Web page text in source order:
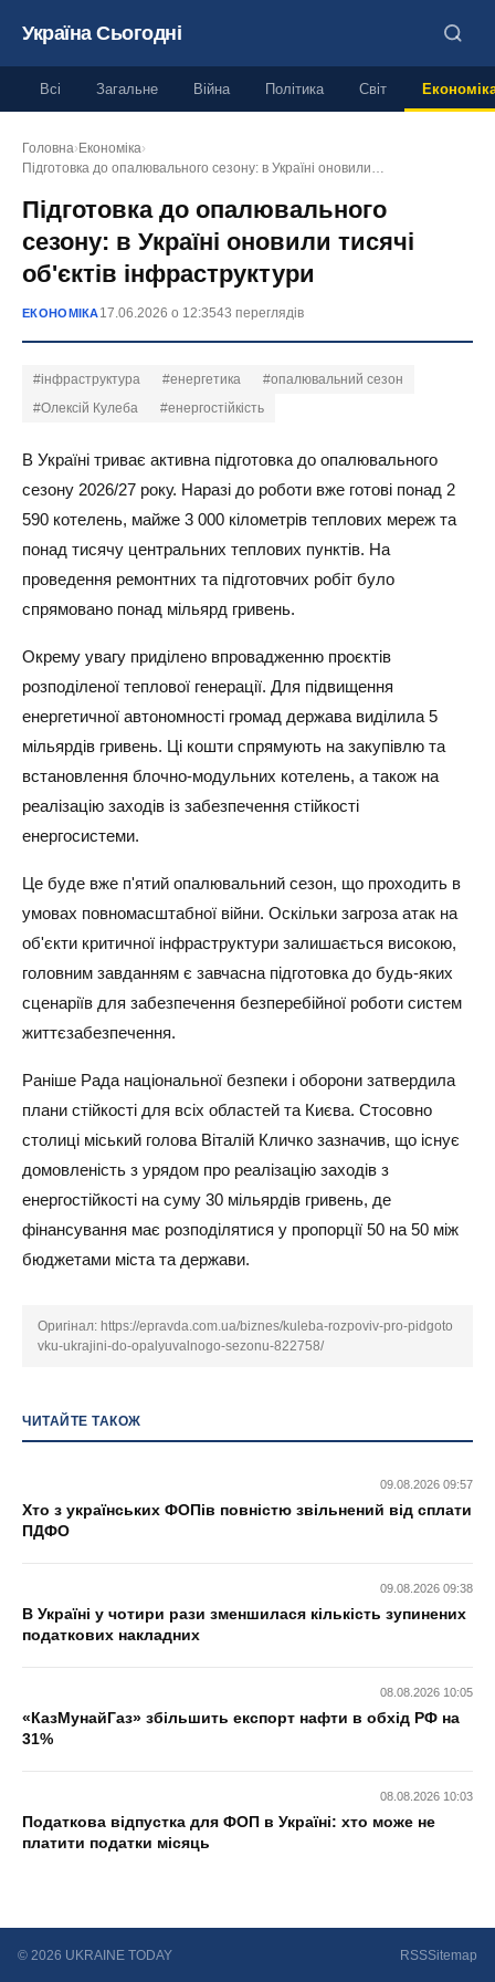
Україна Сьогодні
Всі Загальне Війна Політика Світ
Головна› Економіка›
Підготовка до опалювального сезону: в Україні оновили…
Підготовка до опалювального
сезону: в Україні оновили тисячі
об'єктів інфраструктури
ЕКОНОМІКА17.06.2026 о 12:3543 переглядів
#інфраструктура #енергетика
#опалювальний сезон
#Олексій Кулеба
#енергостійкість
В Україні триває активна підготовка до опалювального
сезону 2026/27 року. Наразі до роботи вже готові понад 2
590 котелень, майже 3 000 кілометрів теплових мереж та
понад тисячу центральних теплових пунктів. На
проведення ремонтних та підготовчих робіт було
спрямовано понад мільярд гривень.
Окрему увагу приділено впровадженню проєктів
розподіленої теплової генерації. Для підвищення
енергетичної автономності громад держава виділила 5
мільярдів гривень. Ці кошти спрямують на закупівлю та
встановлення блочно-модульних котелень, а також на
реалізацію заходів із забезпечення стійкості
енергосистеми.
Це буде вже п'ятий опалювальний сезон, що проходить в
умовах повномасштабної війни. Оскільки загроза атак на
об'єкти критичної інфраструктури залишається високою,
головним завданням є завчасна підготовка до будь-яких
сценаріїв для забезпечення безперебійної роботи систем
життєзабезпечення.
Раніше Рада національної безпеки і оборони затвердила
плани стійкості для всіх областей та Києва. Стосовно
столиці міський голова Віталій Кличко зазначив, що існує
домовленість з урядом про реалізацію заходів з
енергостійкості на суму 30 мільярдів гривень, де
фінансування має розподілятися у пропорції 50 на 50 між
бюджетами міста та держави.
Оригінал: https://epravda.com.ua/biznes/kuleba-rozpoviv-pro-pidgoto
vku-ukrajini-do-opalyuvalnogo-sezonu-822758/
ЧИТАЙТЕ ТАКОЖ
09.08.2026 09:57
Хто з українських ФОПів повністю звільнений від сплати
ПДФО
09.08.2026 09:38
В Україні у чотири рази зменшилася кількість зупинених
податкових накладних
08.08.2026 10:05
«КазМунайГаз» збільшить експорт нафти в обхід РФ на
31%
08.08.2026 10:03
Податкова відпустка для ФОП в Україні: хто може не
платити податки місяць
© 2026 UKRAINE TODAY RSSSitemap